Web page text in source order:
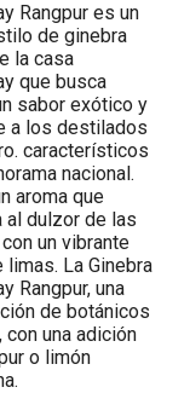
Rangpur es un
de ginebra
la casa
que busca
sabor exótico y
a los destilados
característicos
nacional.
aroma que
al dulzor de las
un vibrante
limas. La Ginebra
Rangpur, una
de botánicos
con una adición
o limón